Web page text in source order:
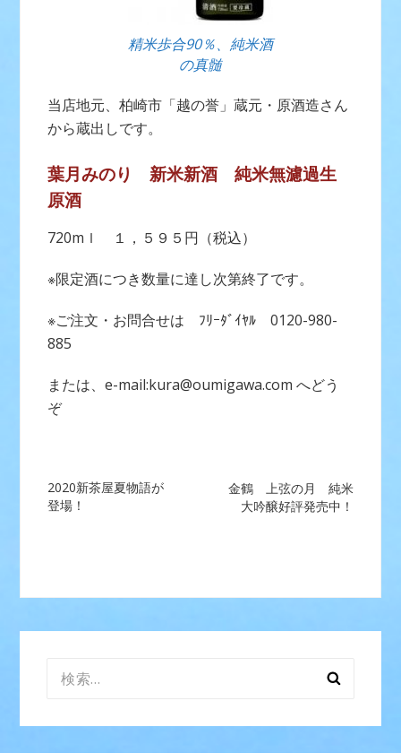
精米歩合90％、純米酒
の真髄
当店地元、柏崎市「越の誉」蔵元・原酒造さん
から蔵出しです。
葉月みのり 新米新酒 純米無濾過生
原酒
720mｌ １，５９５円（税込）
※限定酒につき数量に達し次第終了です。
※ご注文・お問合せは ﾌﾘｰﾀﾞｲﾔﾙ 0120-980-
885
または、e-mail:kura@oumigawa.com へどう
ぞ
投
ビ
ゲ
ー
シ
ョ
2020新茶屋夏物語が
登場！
金鶴 上弦の月 純米
大吟醸好評発売中！
索: